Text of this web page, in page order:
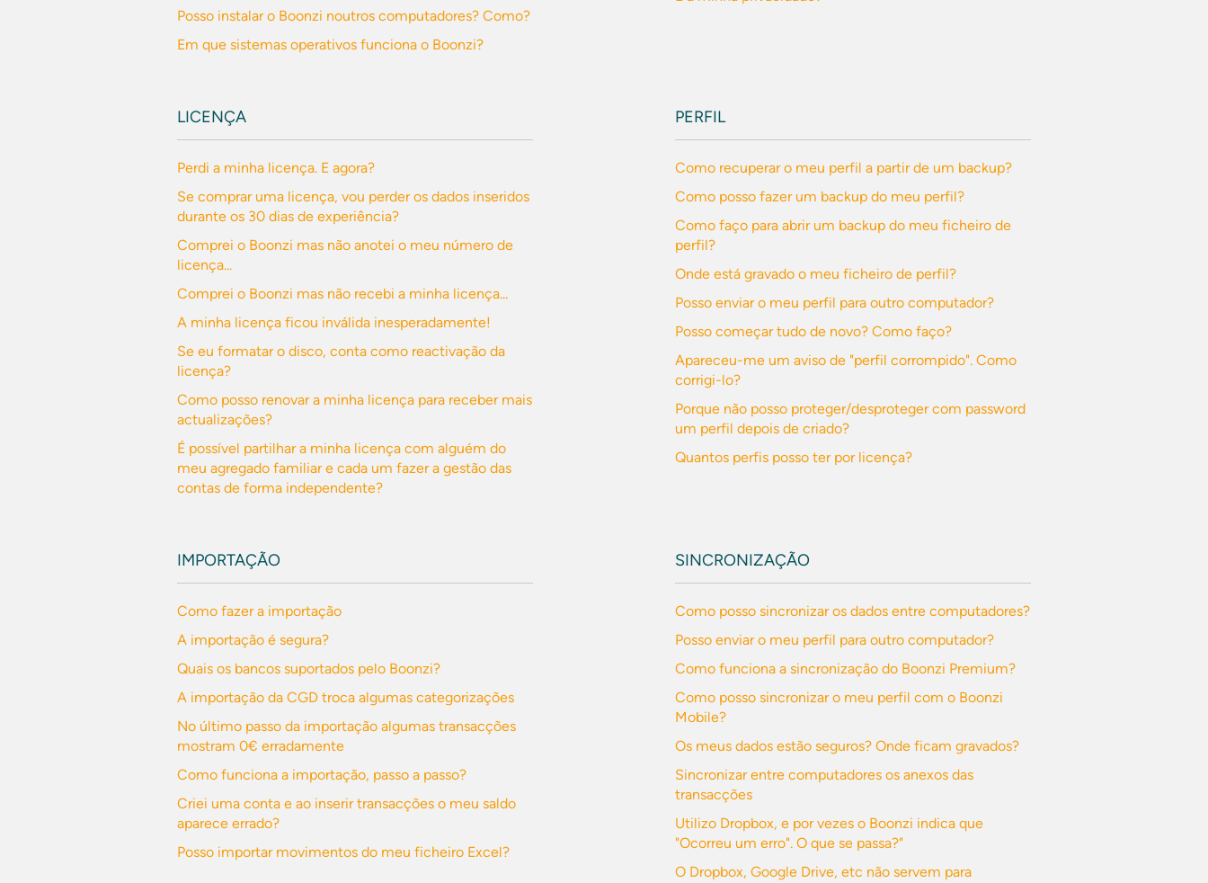
Posso instalar o Boonzi noutros computadores? Como?
Em que sistemas operativos funciona o Boonzi?
LICENÇA
Perdi a minha licença. E agora?
Se comprar uma licença, vou perder os dados inseridos
durante os 30 dias de experiência?
Comprei o Boonzi mas não anotei o meu número de
licença...
Comprei o Boonzi mas não recebi a minha licença...
A minha licença ficou inválida inesperadamente!
Se eu formatar o disco, conta como reactivação da
licença?
Como posso renovar a minha licença para receber mais
actualizações?
É possível partilhar a minha licença com alguém do
meu agregado familiar e cada um fazer a gestão das
contas de forma independente?
PERFIL
Como recuperar o meu perfil a partir de um backup?
Como posso fazer um backup do meu perfil?
Como faço para abrir um backup do meu ficheiro de
perfil?
Onde está gravado o meu ficheiro de perfil?
Posso enviar o meu perfil para outro computador?
Posso começar tudo de novo? Como faço?
Apareceu-me um aviso de "perfil corrompido". Como
corrigi-lo?
Porque não posso proteger/desproteger com password
um perfil depois de criado?
Quantos perfis posso ter por licença?
IMPORTAÇÃO
Como fazer a importação
A importação é segura?
Quais os bancos suportados pelo Boonzi?
A importação da CGD troca algumas categorizações
No último passo da importação algumas transacções
mostram 0€ erradamente
Como funciona a importação, passo a passo?
Criei uma conta e ao inserir transacções o meu saldo
aparece errado?
Posso importar movimentos do meu ficheiro Excel?
SINCRONIZAÇÃO
Como posso sincronizar os dados entre computadores?
Posso enviar o meu perfil para outro computador?
Como funciona a sincronização do Boonzi Premium?
Como posso sincronizar o meu perfil com o Boonzi
Mobile?
Os meus dados estão seguros? Onde ficam gravados?
Sincronizar entre computadores os anexos das
transacções
Utilizo Dropbox, e por vezes o Boonzi indica que
"Ocorreu um erro". O que se passa?"
O Dropbox, Google Drive, etc não servem para